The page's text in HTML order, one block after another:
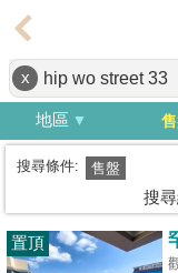
主
頁
搵
成
交
x
地區
搜尋條件: 售盤
搜尋
置頂